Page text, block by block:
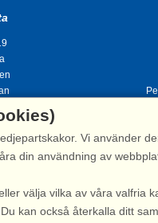
Vi använder
din användning av
välja vilka av våra valfria
kan också återkalla ditt